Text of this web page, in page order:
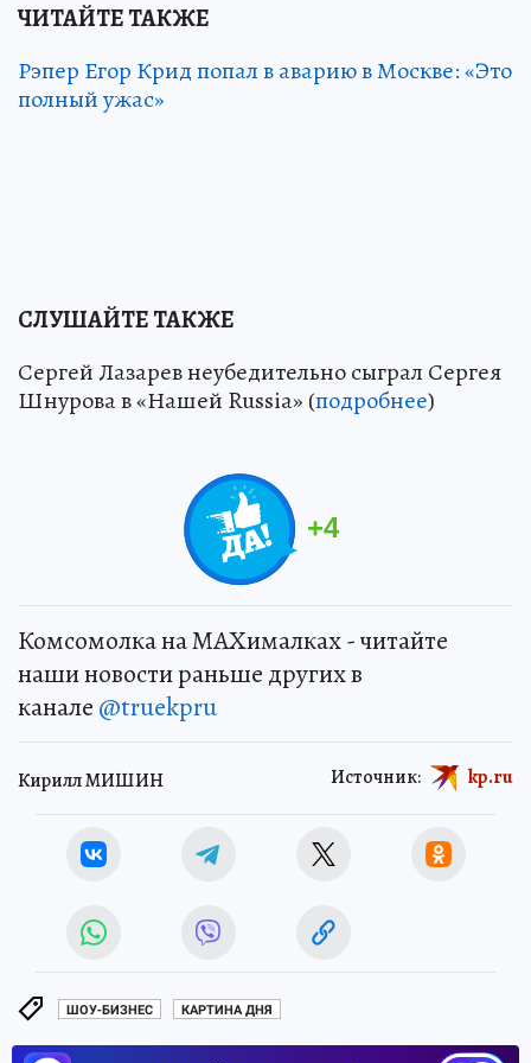
ЧИТАЙТЕ ТАКЖЕ
Рэпер Егор Крид попал в аварию в Москве: «Это
полный ужас»
СЛУШАЙТЕ ТАКЖЕ
Сергей Лазарев неубедительно сыграл Сергея
Шнурова в «Нашей Russia» (подробнее)
+4
Комсомолка на MAXималках - читайте
наши новости раньше других в
канале @truekpru
Кирилл МИШИН Источник: kp.ru
ШОУ-БИЗНЕС КАРТИНА ДНЯ